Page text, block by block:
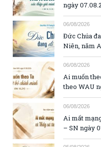
ngày
06/08/2026
Đức Chúa
Niên, năm A
06/08/2026
Ai muốn
theo WAU
06/08/2026
Ai mất
– SN ngày